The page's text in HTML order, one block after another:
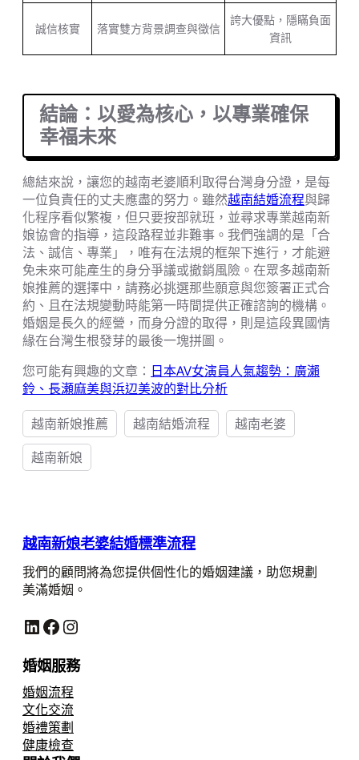
誠信核實 落實雙方背景調查與徵信
誇大優點，隱瞞負面
資訊
結論：以愛為核心，以專業確保
幸福未來
總結來說，讓您的越南老婆順利取得台灣身分證，是每
一位負責任的丈夫應盡的努力。雖然越南結婚流程與歸
化程序看似繁複，但只要按部就班，並尋求專業越南新
娘協會的指導，這段路程並非難事。我們強調的是「合
法、誠信、專業」，唯有在法規的框架下進行，才能避
免未來可能產生的身分爭議或撤銷風險。在眾多越南新
娘推薦的選擇中，請務必挑選那些願意與您簽署正式合
約、且在法規變動時能第一時間提供正確諮詢的機構。
婚姻是長久的經營，而身分證的取得，則是這段異國情
緣在台灣生根發芽的最後一塊拼圖。
您可能有興趣的文章： 日本AV女演員人氣趨勢：廣瀨
鈴、長瀬麻美與浜辺美波的對比分析
越南新娘推薦 越南結婚流程 越南老婆
越南新娘
越南新娘老婆結婚標準流程
我們的顧問將為您提供個性化的婚姻建議，助您規劃
美滿婚姻。
LinkedIn Facebook Instagram
婚姻服務
婚姻流程
文化交流
婚禮策劃
健康檢查